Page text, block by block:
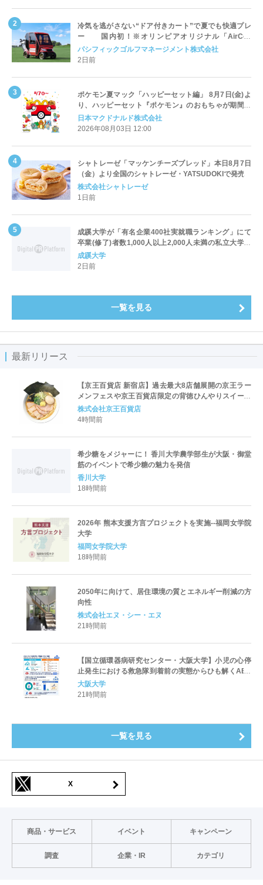
冷気を逃がさない“ドア付きカート”で夏でも快適プレ
ー 国内初！※オリンピアオリジナル「AirCon
Cart（エアコンカート）」導入 | ＰＧＭ
パシフィックゴルフマネージメント株式会社
2日前
ポケモン夏マック「ハッピーセット編」 8月7日(金)よ
り、ハッピーセット『ポケモン』のおもちゃが期間限
定登場
日本マクドナルド株式会社
2026年08月03日 12:00
シャトレーゼ「マッケンチーズブレッド」本日8月7日
（金）より全国のシャトレーゼ・YATSUDOKIで発売
株式会社シャトレーゼ
1日前
成蹊大学が「有名企業400社実就職ランキング」にて
卒業(修了)者数1,000人以上2,000人未満の私立大学で
全国第1位を獲得！～実就職率は26.5%（前年比＋
4.3pt）に伸長、東京の私立大学でも10位にランクイン
成蹊大学
2日前
一覧を見る
最新リリース
【京王百貨店 新宿店】過去最大8店舗展開の京王ラー
メンフェスや京王百貨店限定の背徳ひんやりスイーツ
など、実演グルメが充実 過去最長21日間、計90店舗
出店の 「大北海道展」
株式会社京王百貨店
4時間前
希少糖をメジャーに！ 香川大学農学部生が大阪・御堂
筋のイベントで希少糖の魅力を発信
香川大学
18時間前
2026年 熊本支援方言プロジェクトを実施--福岡女学院
大学
福岡女学院大学
18時間前
2050年に向けて、居住環境の質とエネルギー削減の方
向性
株式会社エヌ・シー・エヌ
21時間前
【国立循環器病研究センター・大阪大学】小児の心停
止発生における救急隊到着前の実態からひも解くAED
パッド装着と良好な神経学的転帰との関連性
大阪大学
21時間前
一覧を見る
X
商品・サービス イベント キャンペーン
調査 企業・IR カテゴリ